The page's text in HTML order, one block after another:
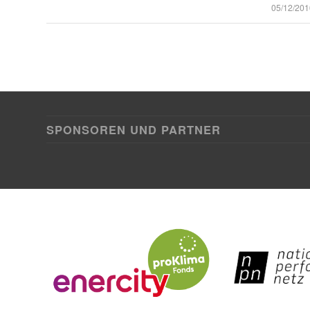
05/12/
/
SPONSOREN UND PARTNER